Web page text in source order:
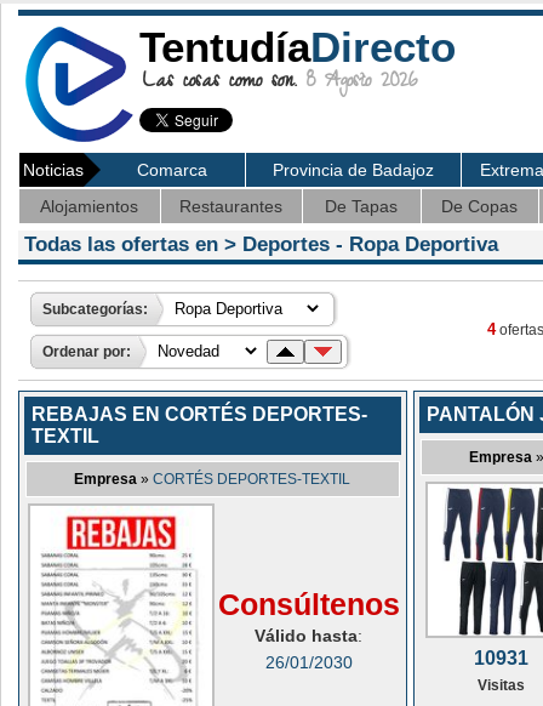
TentudíaDirecto
Las cosas como son. 8 Agosto 2026
Noticias Comarca Provincia de Badajoz
Alojamientos
Restaurantes De Tapas De Copas
Todas las ofertas en > Deportes - Ropa Deportiva
Subcategorías:
Ordenar por:
4
REBAJAS EN CORTÉS DEPORTES-
TEXTIL
Empresa »CORTÉS DEPORTES-TEXTIL
Consúltenos
Válido hasta:
26/01/2030
PANTALÓN
Empresa
10931
Visitas